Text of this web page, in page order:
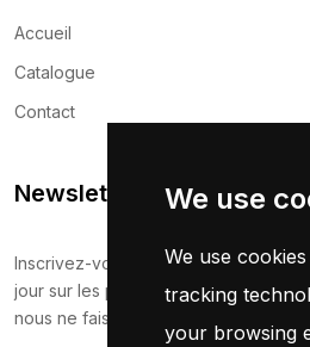
We use
We use
tracking
your browsing
Accueil
Catalogue
Contact
Newsletter
Inscrivez-vous maintenant pour
jour sur les promotions et les
nous ne faisons pas de spam !